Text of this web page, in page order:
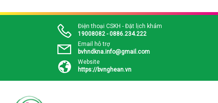
Điện thoại CSKH - Đặt lịch khám
19008082 - 0886.234.222
Email hỗ trợ
bvhndkna.info@gmail.com
Website
https://bvnghean.vn